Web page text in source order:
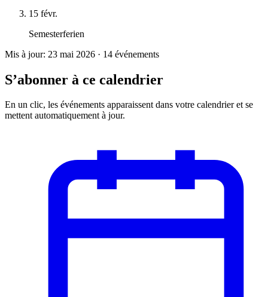
15 févr.
Semesterferien
Mis à jour: 23 mai 2026 · 14 événements
S’abonner à ce calendrier
En un clic, les événements apparaissent dans votre calendrier et se
mettent automatiquement à jour.